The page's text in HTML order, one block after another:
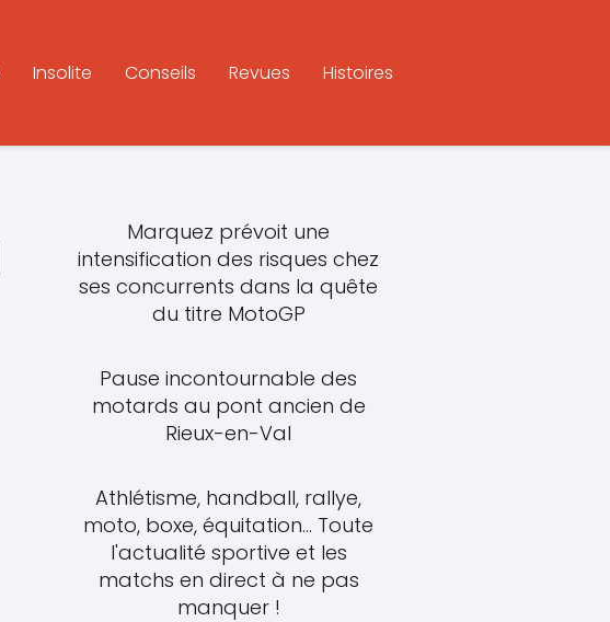
Insolite Conseils Revues Histoires
Marquez prévoit une
intensification des risques chez
ses concurrents dans la quête
du titre MotoGP
Pause incontournable des
motards au pont ancien de
Rieux-en-Val
Athlétisme, handball, rallye,
moto, boxe, équitation... Toute
l'actualité sportive et les
matchs en direct à ne pas
manquer !